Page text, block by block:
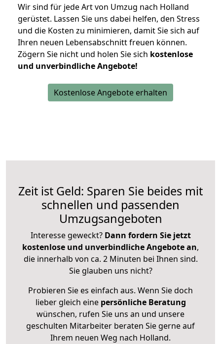
Wir sind für jede Art von Umzug nach Holland
gerüstet. Lassen Sie uns dabei helfen, den Stress
und die Kosten zu minimieren, damit Sie sich auf
Ihren neuen Lebensabschnitt freuen können.
Zögern Sie nicht und holen Sie sich kostenlose
und unverbindliche Angebote!
Kostenlose Angebote erhalten
Zeit ist Geld: Sparen Sie beides mit
schnellen und passenden
Umzugsangeboten
Interesse geweckt? Dann fordern Sie jetzt
kostenlose und unverbindliche Angebote an,
die innerhalb von ca. 2 Minuten bei Ihnen sind.
Sie glauben uns nicht?
Probieren Sie es einfach aus. Wenn Sie doch
lieber gleich eine persönliche Beratung
wünschen, rufen Sie uns an und unsere
geschulten Mitarbeiter beraten Sie gerne auf
Ihrem neuen Weg nach Holland.